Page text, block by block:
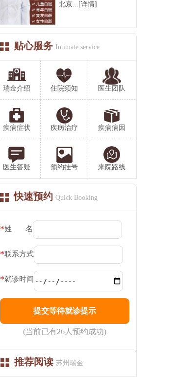
北京... [详情]
贴心服务 Intimate service
瑞金介绍 住院须知 医生团队
疾病症状 疾病治疗 疾病病因
医生答疑 预约挂号 来院路线
快速预约 Quick Booking
*姓 名
*联系方式
*就诊时间
(当前已有26人预约成功)
推荐阅读 苏州瑞金